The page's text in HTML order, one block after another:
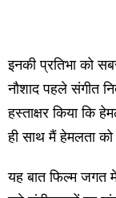
इनकी प्रतिभा को
नौशाद पहले संगीत
हस्ताक्षर किया कि
ही साथ मैं हेमलता को
यह बात फिल्म